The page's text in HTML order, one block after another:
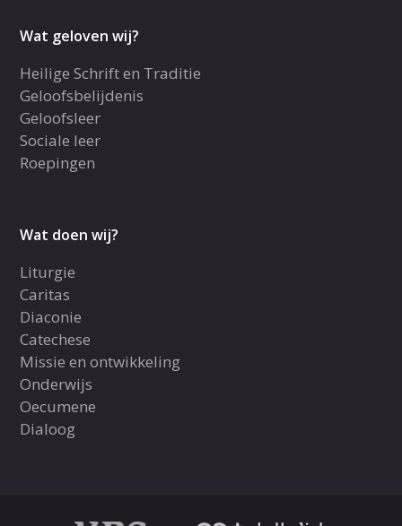
Wat geloven wij?
Heilige Schrift en Traditie
Geloofsbelijdenis
Geloofsleer
Sociale leer
Roepingen
Wat doen wij?
Liturgie
Caritas
Diaconie
Catechese
Missie en ontwikkeling
Onderwijs
Oecumene
Dialoog